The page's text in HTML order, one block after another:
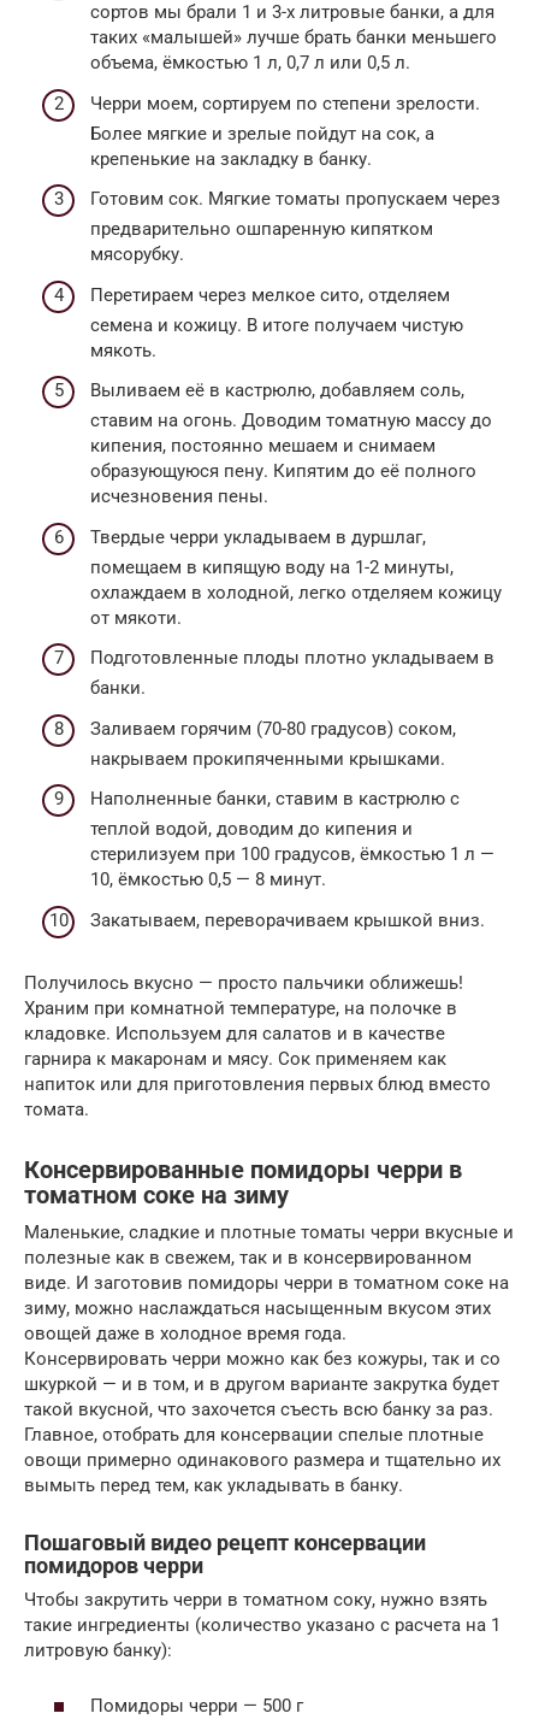
сортов мы брали 1 и 3-х литровые банки, а для
таких «малышей» лучше брать банки меньшего
объема, ёмкостью 1 л, 0,7 л или 0,5 л.
Черри моем, сортируем по степени зрелости.
Более мягкие и зрелые пойдут на сок, а
крепенькие на закладку в банку.
Готовим сок. Мягкие томаты пропускаем через
предварительно ошпаренную кипятком
мясорубку.
Перетираем через мелкое сито, отделяем
семена и кожицу. В итоге получаем чистую
мякоть.
Выливаем её в кастрюлю, добавляем соль,
ставим на огонь. Доводим томатную массу до
кипения, постоянно мешаем и снимаем
образующуюся пену. Кипятим до её полного
исчезновения пены.
Твердые черри укладываем в дуршлаг,
помещаем в кипящую воду на 1-2 минуты,
охлаждаем в холодной, легко отделяем кожицу
от мякоти.
Подготовленные плоды плотно укладываем в
банки.
Заливаем горячим (70-80 градусов) соком,
накрываем прокипяченными крышками.
Наполненные банки, ставим в кастрюлю с
теплой водой, доводим до кипения и
стерилизуем при 100 градусов, ёмкостью 1 л —
10, ёмкостью 0,5 — 8 минут.
Закатываем, переворачиваем крышкой вниз.
Получилось вкусно — просто пальчики оближешь!
Храним при комнатной температуре, на полочке в
кладовке. Используем для салатов и в качестве
гарнира к макаронам и мясу. Сок применяем как
напиток или для приготовления первых блюд вместо
томата.
Консервированные помидоры черри в
томатном соке на зиму
Маленькие, сладкие и плотные томаты черри вкусные и
полезные как в свежем, так и в консервированном
виде. И заготовив помидоры черри в томатном соке на
зиму, можно наслаждаться насыщенным вкусом этих
овощей даже в холодное время года.
Консервировать черри можно как без кожуры, так и со
шкуркой — и в том, и в другом варианте закрутка будет
такой вкусной, что захочется съесть всю банку за раз.
Главное, отобрать для консервации спелые плотные
овощи примерно одинакового размера и тщательно их
вымыть перед тем, как укладывать в банку.
Пошаговый видео рецепт консервации
помидоров черри
Чтобы закрутить черри в томатном соку, нужно взять
такие ингредиенты (количество указано с расчета на 1
литровую банку):
Помидоры черри — 500 г